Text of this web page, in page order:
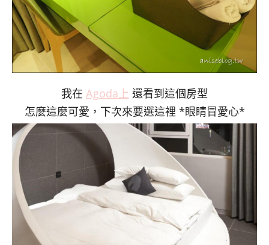
我在 Agoda上 還看到這個房型
怎麼這麼可愛，下次來要選這裡 *眼睛冒愛心*